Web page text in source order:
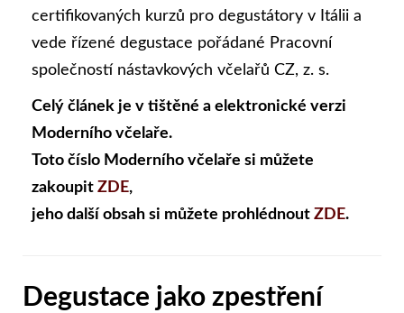
certifikovaných kurzů pro degustátory v Itálii a
vede řízené degustace pořádané Pracovní
společností nástavkových včelařů CZ, z. s.
Celý článek je v tištěné a elektronické verzi
Moderního včelaře.
Toto číslo Moderního včelaře si můžete
zakoupit ZDE,
jeho další obsah si můžete prohlédnout ZDE.
Degustace jako zpestření